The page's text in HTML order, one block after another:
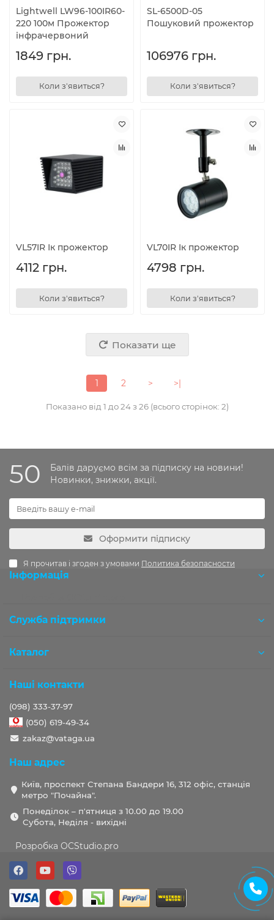
Lightwell LW96-100IR60-
220 100м Прожектор
інфрачервоний
1849 грн.
Коли з'явиться?
SL-6500D-05
Пошуковий прожектор
106976 грн.
Коли з'явиться?
VL57IR Ік прожектор
4112 грн.
Коли з'явиться?
VL70IR Ік прожектор
4798 грн.
Коли з'явиться?
Показати ще
1 2 > >|
Показано від 1 до 24 з 26 (всього сторінок: 2)
50
Балів даруємо всім за підписку на новини!
Новинки, знижки, акції.
Оформити підписку
Я прочитав і згоден з умовами Политика безопасности
Інформація
Служба підтримки
Каталог
Наші контакти
(098) 333-37-97
(050) 619-49-34
zakaz@vataga.ua
Наш адрес
Київ, проспект Степана Бандери 16, 312 офіс, станція
метро "Почайна".
Понеділок – п'ятниця з 10.00 до 19.00
Субота, Неділя - вихідні
Розробка OCStudio.pro